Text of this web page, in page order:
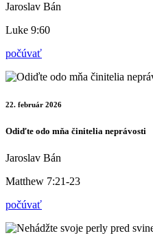
Jaroslav Bán
Luke 9:60
počúvať
22. február 2026
Odiďte odo mňa činitelia neprávosti
Jaroslav Bán
Matthew 7:21-23
počúvať